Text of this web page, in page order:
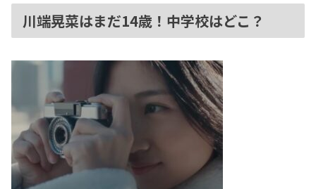
川端晃菜はまだ14歳！中学校はどこ？